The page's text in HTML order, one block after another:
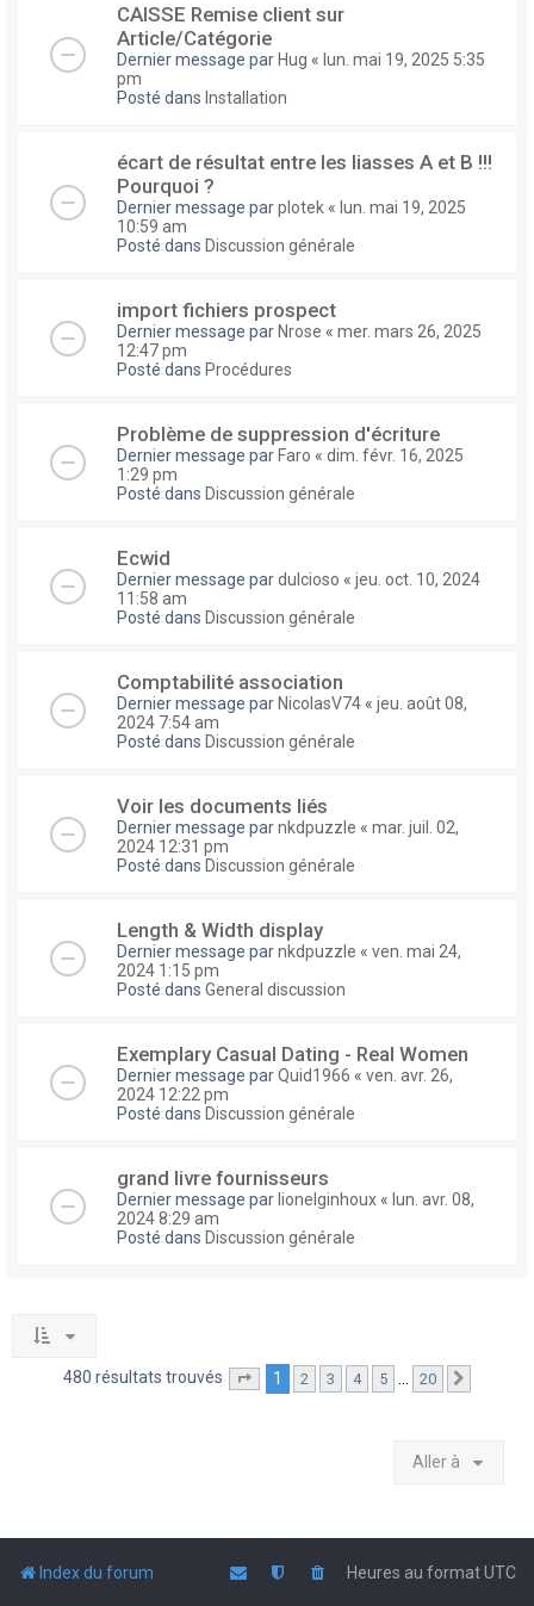
CAISSE Remise client sur
Article/Catégorie
Dernier message par Hug « lun. mai 19, 2025 5:35
pm
Posté dans Installation
écart de résultat entre les liasses A et B !!!
Pourquoi ?
Dernier message parplotek « lun. mai 19, 2025
10:59 am
Posté dans Discussion générale
import fichiers prospect
Dernier message par Nrose « mer. mars 26, 2025
12:47 pm
Posté dans Procédures
Problème de suppression d'écriture
Dernier message par Faro « dim. févr. 16, 2025
1:29 pm
Posté dans Discussion générale
Ecwid
Dernier message pardulcioso « jeu. oct. 10, 2024
11:58 am
Posté dans Discussion générale
Comptabilité association
Dernier message par NicolasV74 « jeu. août 08,
2024 7:54 am
Posté dans Discussion générale
Voir les documents liés
Dernier message parnkdpuzzle « mar. juil. 02,
2024 12:31 pm
Posté dans Discussion générale
Length & Width display
Dernier message parnkdpuzzle « ven. mai 24,
2024 1:15 pm
Posté dans General discussion
Exemplary Сasual Dating - Real Women
Dernier message parQuid1966 « ven. avr. 26,
2024 12:22 pm
Posté dans Discussion générale
grand livre fournisseurs
Dernier message par lionelginhoux « lun. avr. 08,
2024 8:29 am
Posté dans Discussion générale
480 résultats trouvés Page sur20
1 2 3 4 5 … 20
Aller à
Index du forum Heures au formatUTC